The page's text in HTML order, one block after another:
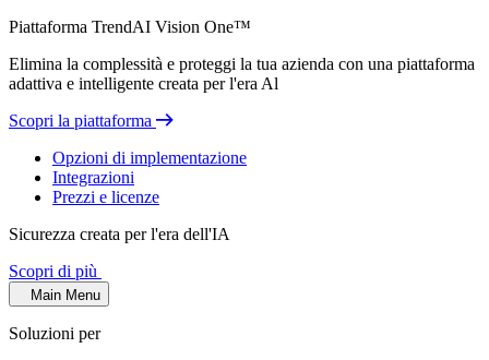
Piattaforma TrendAI Vision One™
Elimina la complessità e proteggi la tua azienda con una piattaforma
adattiva e intelligente creata per l'era Al
Scopri la piattaforma
Opzioni di implementazione
Integrazioni
Prezzi e licenze
Sicurezza creata per l'era dell'IA
Scopri di più
Main Menu
Soluzioni per